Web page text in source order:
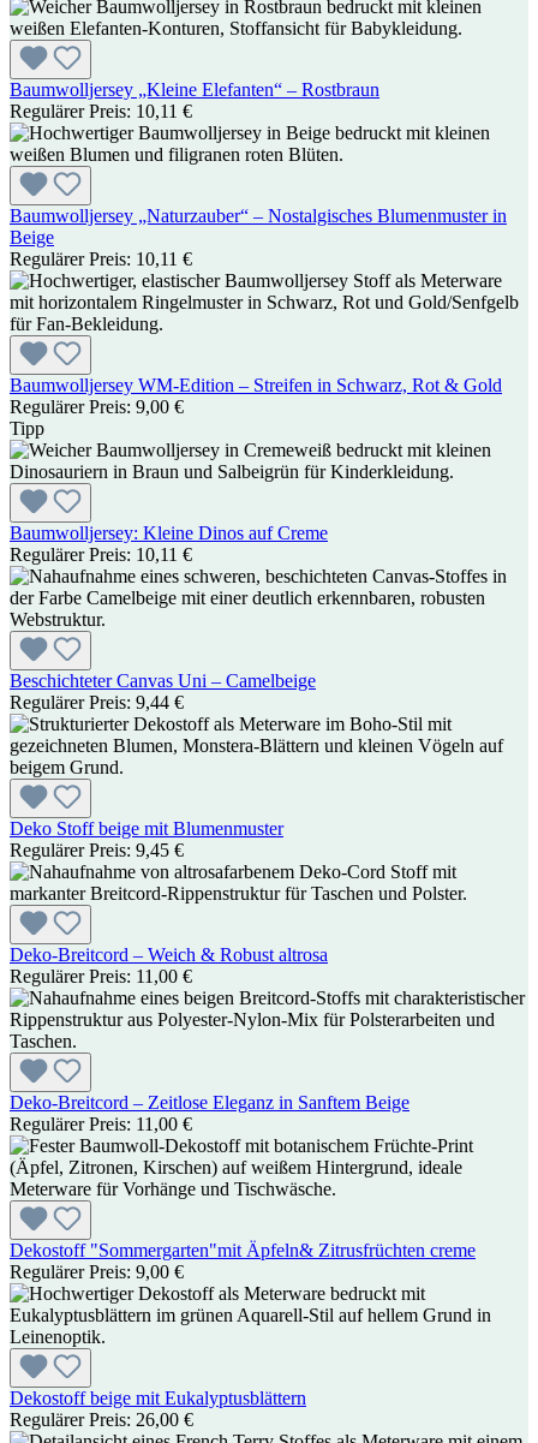
Baumwolljersey „Kleine Elefanten“ – Rostbraun
Regulärer Preis: 10,11 €
Baumwolljersey „Naturzauber“ – Nostalgisches Blumenmuster in
Beige
Regulärer Preis: 10,11 €
Baumwolljersey WM-Edition – Streifen in Schwarz, Rot & Gold
Regulärer Preis: 9,00 €
Tipp
Baumwolljersey: Kleine Dinos auf Creme
Regulärer Preis: 10,11 €
Beschichteter Canvas Uni – Camelbeige
Regulärer Preis: 9,44 €
Deko Stoff beige mit Blumenmuster
Regulärer Preis: 9,45 €
Deko-Breitcord – Weich & Robust altrosa
Regulärer Preis: 11,00 €
Deko-Breitcord – Zeitlose Eleganz in Sanftem Beige
Regulärer Preis: 11,00 €
Dekostoff "Sommergarten"mit Äpfeln& Zitrusfrüchten creme
Regulärer Preis: 9,00 €
Dekostoff beige mit Eukalyptusblättern
Regulärer Preis: 26,00 €